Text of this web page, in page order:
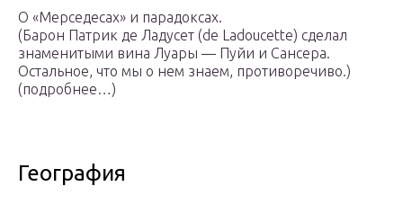
О «Мерседесах» и парадоксах.
(Барон Патрик де Ладусет (de Ladoucette) сделал
знаменитыми вина Луары — Пуйи и Сансера.
Остальное, что мы о нем знаем, противоречиво.)
(подробнее…)
География